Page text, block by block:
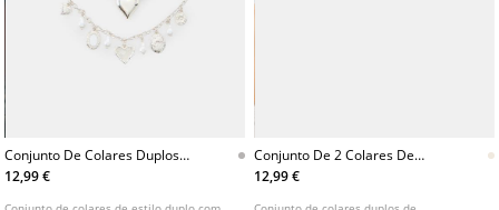
Conjunto De Colares Duplos
Com Pendentes
12,99 €
Conjunto De 2 Colares De
Contas E Coracao
12,99 €